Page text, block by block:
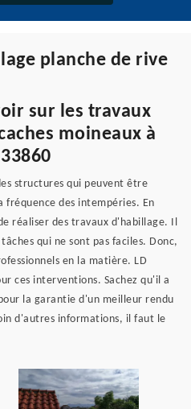
planche de rive
sur les travaux
moineaux à
structures qui peuvent être
fréquence des intempéries. En
réaliser des travaux d'habillage. Il
qui ne sont pas faciles. Donc,
en la matière. LD
ces interventions. Sachez qu'il a
la garantie d'un meilleur rendu
d'autres informations, il faut le